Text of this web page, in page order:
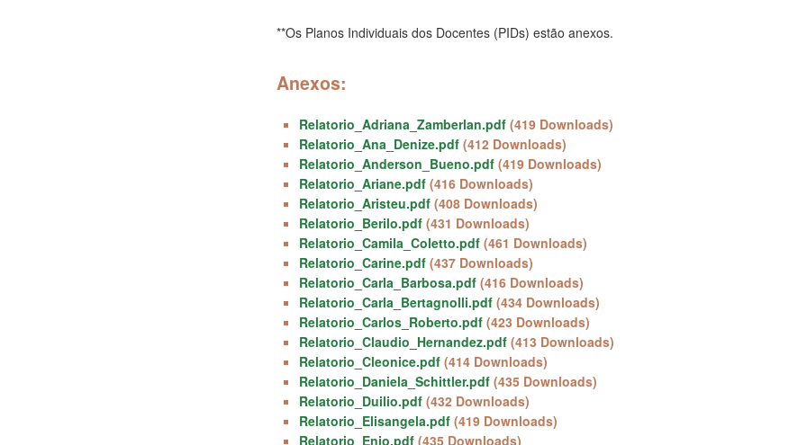
**Os Planos Individuais dos Docentes (PIDs) estão anexos.
Anexos:
Relatorio_Adriana_Zamberlan.pdf (419 Downloads)
Relatorio_Ana_Denize.pdf (412 Downloads)
Relatorio_Anderson_Bueno.pdf (419 Downloads)
Relatorio_Ariane.pdf (416 Downloads)
Relatorio_Aristeu.pdf (408 Downloads)
Relatorio_Berilo.pdf (431 Downloads)
Relatorio_Camila_Coletto.pdf (461 Downloads)
Relatorio_Carine.pdf (437 Downloads)
Relatorio_Carla_Barbosa.pdf (416 Downloads)
Relatorio_Carla_Bertagnolli.pdf (434 Downloads)
Relatorio_Carlos_Roberto.pdf (423 Downloads)
Relatorio_Claudio_Hernandez.pdf (413 Downloads)
Relatorio_Cleonice.pdf (414 Downloads)
Relatorio_Daniela_Schittler.pdf (435 Downloads)
Relatorio_Duilio.pdf (432 Downloads)
Relatorio_Elisangela.pdf (419 Downloads)
Relatorio_Enio.pdf (435 Downloads)